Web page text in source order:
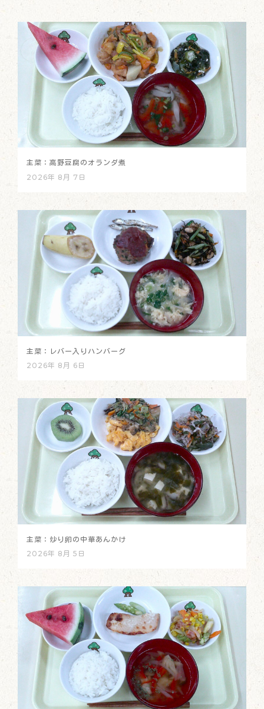
主菜：高野豆腐のオランダ煮
2026年 8月 7日
主菜：レバー入りハンバーグ
2026年 8月 6日
主菜：炒り卵の中華あんかけ
2026年 8月 5日